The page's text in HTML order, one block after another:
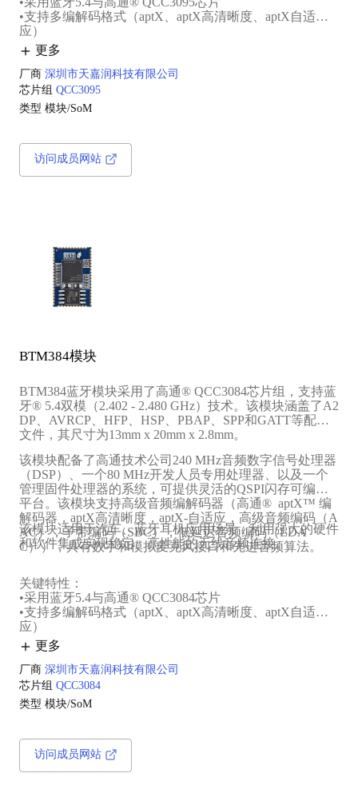
•采用蓝牙5.4与高通® QCC3095芯片‌
•支持多编解码格式（aptX、aptX高清晰度、aptX自适
应）‌
•集成240MHz音频数字信号处理器（DSP）
更多
厂商 深圳市天嘉润科技有限公司
芯片组 QCC3095
类型 模块/SoM
访问成员网站
BTM384模块
BTM384蓝牙模块采用了高通® QCC3084芯片组，支持蓝
牙® 5.4双模（2.402 - 2.480 GHz）技术。该模块涵盖了A2
DP、AVRCP、HFP、HSP、PBAP、SPP和GATT等配置
文件，其尺寸为13mm x 20mm x 2.8mm。
该模块配备了高通技术公司240 MHz音频数字信号处理器
（DSP）、一个80 MHz开发人员专用处理器、以及一个
管理固件处理器的系统，可提供灵活的QSPI闪存可编程
平台。该模块支持高级音频编解码器（高通® aptX™ 编
解码器，aptX高清晰度，aptX-自适应，高级音频编码（A
AC），子带编码（SBC），低延迟音频编码（LDA
C）），具有数字和模拟麦克风接口和先进音频算法。
该模块适用于汽车、蓝牙耳机应用场景，利用强大的硬件
和软件集成实现稳定、高性能的无线音频连接。
关键特性：
•采用蓝牙5.4与高通® QCC3084芯片‌
•支持多编解码格式（aptX、aptX高清晰度、aptX自适
应）‌
•集成240MHz音频数字信号处理器（DSP）
更多
厂商 深圳市天嘉润科技有限公司
芯片组 QCC3084
类型 模块/SoM
访问成员网站